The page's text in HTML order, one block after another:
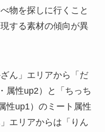
物を探しに行くこと
する素材の傾向が異
ん」エリアから「だ
属性up2）と「ちっち
性up1）のミート属性
エリアからは「りん